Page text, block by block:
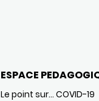
ESPACE
Le point sur… COVID-19